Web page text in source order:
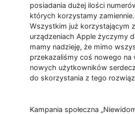
posiadania dużej ilości
których korzystamy zamiennie.
Wszystkim już korzystającym
urządzeniach Apple życzymy
mamy nadzieję, że mimo
przekazaliśmy coś nowego na
nowych użytkowników
do skorzystania z tego
Kampania społeczna